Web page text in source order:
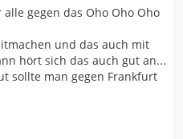
gegen das Oho Oho Oho
und das auch mit
hört sich das auch gut an...
sollte man gegen Frankfurt